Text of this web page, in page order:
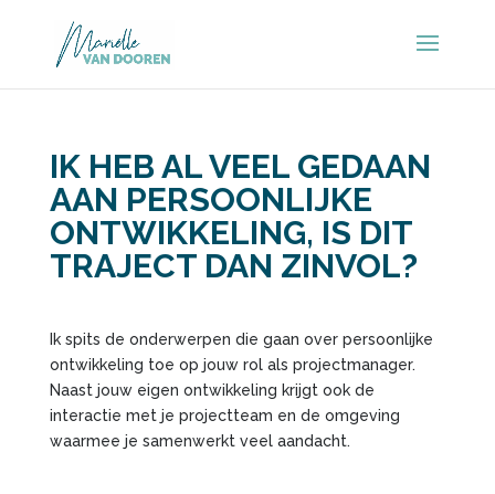
IK HEB AL VEEL GEDAAN
AAN PERSOONLIJKE
ONTWIKKELING, IS DIT
TRAJECT DAN ZINVOL?
Ik spits de onderwerpen die gaan over persoonlijke
ontwikkeling toe op jouw rol als projectmanager.
Naast jouw eigen ontwikkeling krijgt ook de
interactie met je projectteam en de omgeving
waarmee je samenwerkt veel aandacht.